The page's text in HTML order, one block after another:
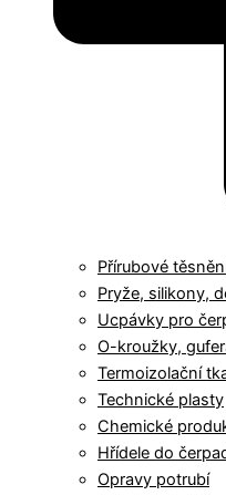
Přírubové
Pryže, silikony,
Ucpávky pro
O-kroužky,
Termoizolační
Technické plasty
Chemické
Hřídele do
Opravy potrubí